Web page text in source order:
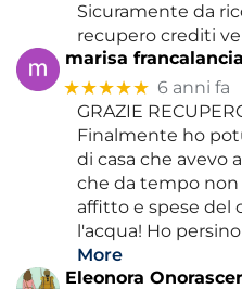
Sicuramente da
recupero crediti
marisa francalancia
★★★★★ 6 anni fa
GRAZIE
Finalmente ho
di casa che avevo
che da tempo non
affitto e spese del
l'acqua! Ho
More
Eleonora